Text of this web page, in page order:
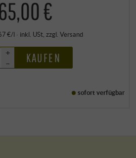
€
€/l · inkl. USt, zzgl. Versand
+
–
KAUFEN
sofort verfügbar